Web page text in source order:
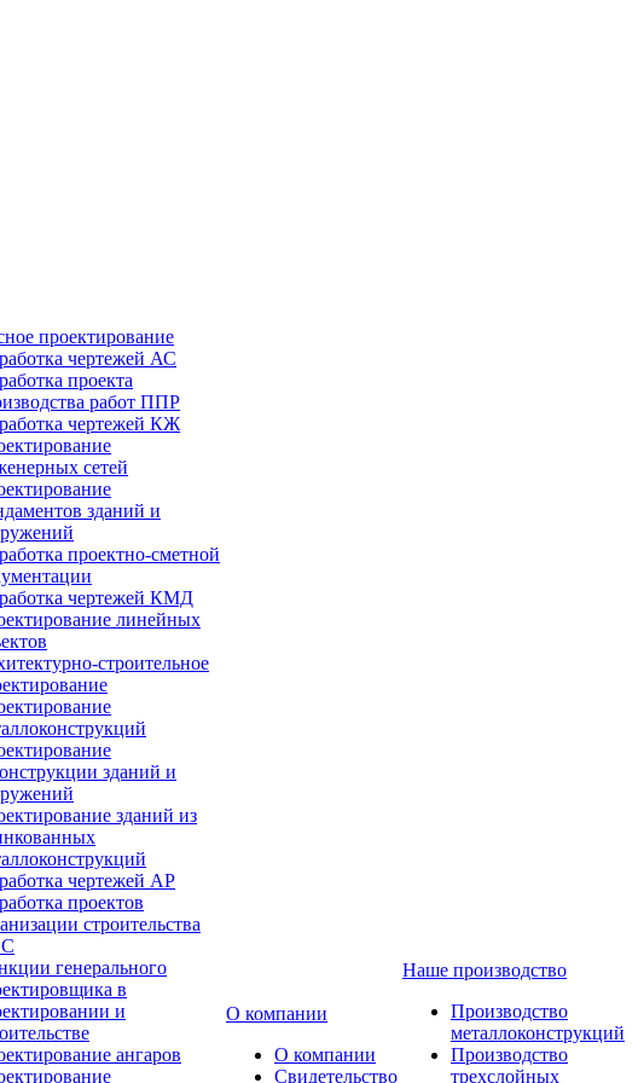
проектирование
чертежей АС
проекта
работ ППР
чертежей КЖ
сетей
зданий и
проектно-сметной
чертежей КМД
линейных
строительное
зданий и
зданий из
чертежей АР
проектов
строительства
генерального
в
и
ангаров
О компании
О компании
Свидетельство
Наше производство
Производство
металлоконструкций
Производство
трехслойных